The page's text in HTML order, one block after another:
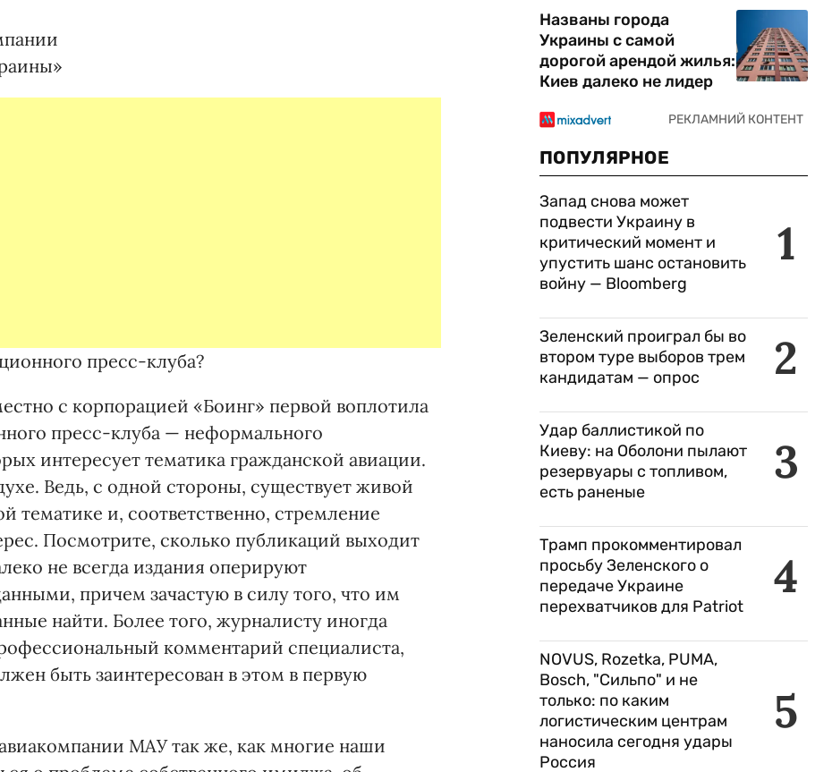
пресс-клуба?
с корпорацией «Боинг» первой воплотила
пресс-клуба — неформального
интересует тематика гражданской авиации.
Ведь, с одной стороны, существует живой
тематике и, соответственно, стремление
Посмотрите, сколько публикаций выходит
не всегда издания оперируют
причем зачастую в силу того, что им
найти. Более того, журналисту иногда
комментарий специалиста,
быть заинтересован в этом в первую
МАУ так же, как многие наши
Названы города
Украины с самой
дорогой арендой жилья:
Киев далеко не лидер
ПОПУЛЯРНОЕ
1
Запад снова может
подвести Украину в
критический момент и
упустить шанс остановить
войну — Bloomberg
2
Зеленский проиграл бы во
втором туре выборов трем
кандидатам — опрос
3
Удар баллистикой по
Киеву: на Оболони пылают
резервуары с топливом,
есть раненые
4
Трамп прокомментировал
просьбу Зеленского о
передаче Украине
перехватчиков для Patriot
5
NOVUS, Rozetka, PUMA,
Bosch, "Сильпо" и не
только: по каким
логистическим центрам
наносила сегодня удары
Россия